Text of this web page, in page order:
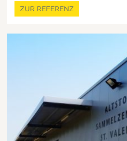
ZUR REFERENZ